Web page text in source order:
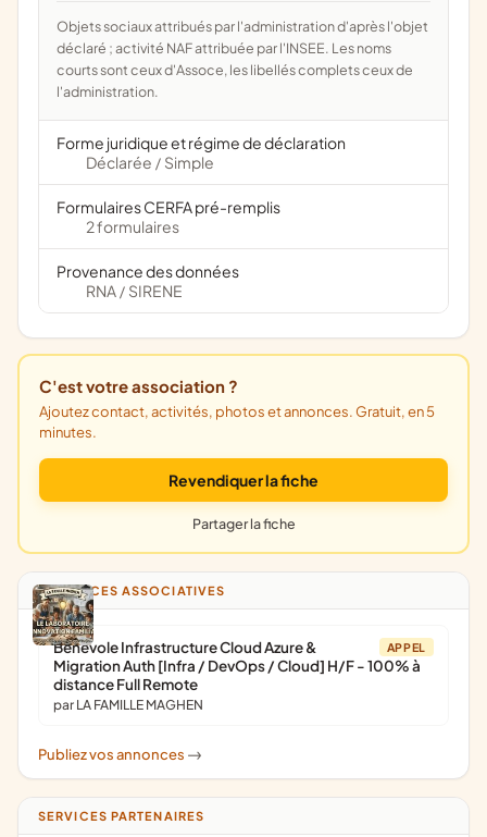
Objets sociaux attribués par l'administration d'après l'objet
déclaré ; activité NAF attribuée par l'INSEE. Les noms
courts sont ceux d'Assoce, les libellés complets ceux de
l'administration.
Forme juridique et régime de déclaration
Déclarée / Simple
Formulaires CERFA pré-remplis
2 formulaires
Provenance des données
RNA / SIRENE
C'est votre association ?
Ajoutez contact, activités, photos et annonces. Gratuit, en 5
minutes.
Revendiquer la fiche
Partager la fiche
ANNONCES ASSOCIATIVES
APPEL
Bénévole Infrastructure Cloud Azure &
Migration Auth [Infra / DevOps / Cloud] H/F - 100% à
distance Full Remote
par LA FAMILLE MAGHEN
Publiez vos annonces ->
SERVICES PARTENAIRES